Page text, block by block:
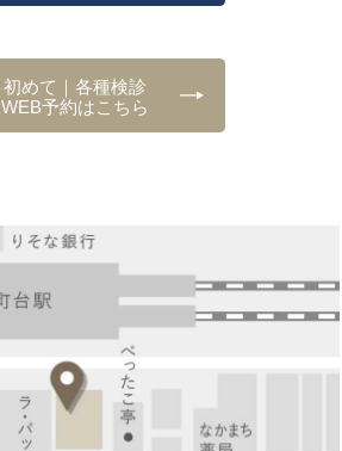
初めて｜各種検診
WEB予約はこちら